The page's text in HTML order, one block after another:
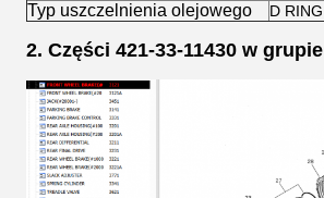
Typ uszczelnienia olejowego D RING
2. Części 421-33-11430 w grupie